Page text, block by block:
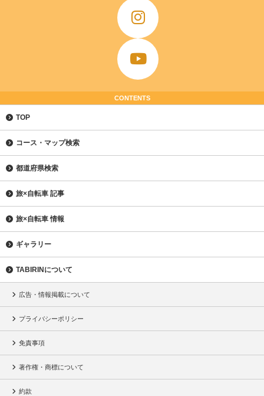
CONTENTS
TOP
コース・マップ検索
都道府県検索
旅×自転車 記事
旅×自転車 情報
ギャラリー
TABIRINについて
広告・情報掲載について
プライバシーポリシー
免責事項
著作権・商標について
約款